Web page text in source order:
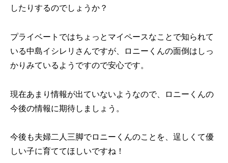
したりするのでしょうか？
プライベートではちょっとマイペースなことで知られて
いる中島イシレリさんですが、ロニーくんの面倒はしっ
かりみているようですので安心です。
現在あまり情報が出ていないようなので、ロニーくんの
今後の情報に期待しましょう。
今後も夫婦二人三脚でロニーくんのことを、逞しくて優
しい子に育ててほしいですね！